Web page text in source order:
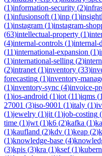
(1)information-security (2)
(1)infusionsoft (1)inp (1)
(1)instagram (1)instagram-
(63)intellectual-property (1)
(4)internal-controls (1)internal-
(11)international-expansion (1)
(1)international-selling (2)
(2)intranet (1)inventory (33)
forecasting (1)inventory-
(1)inventory-sync (4)invoice-
(1)ios-android (1)iot (11)iqms (1
27001 (3)iso-9001 (1)italy (1)
(1)jewelry (1)jit (1)job-costing (
time (1)jwt (1)k6 (2)kafka (1)
(1)kaufland (2)kdv (1)keap (2)
(1)knowledge-base (4)
(3)kpis (3)kra (1)ksef(1)